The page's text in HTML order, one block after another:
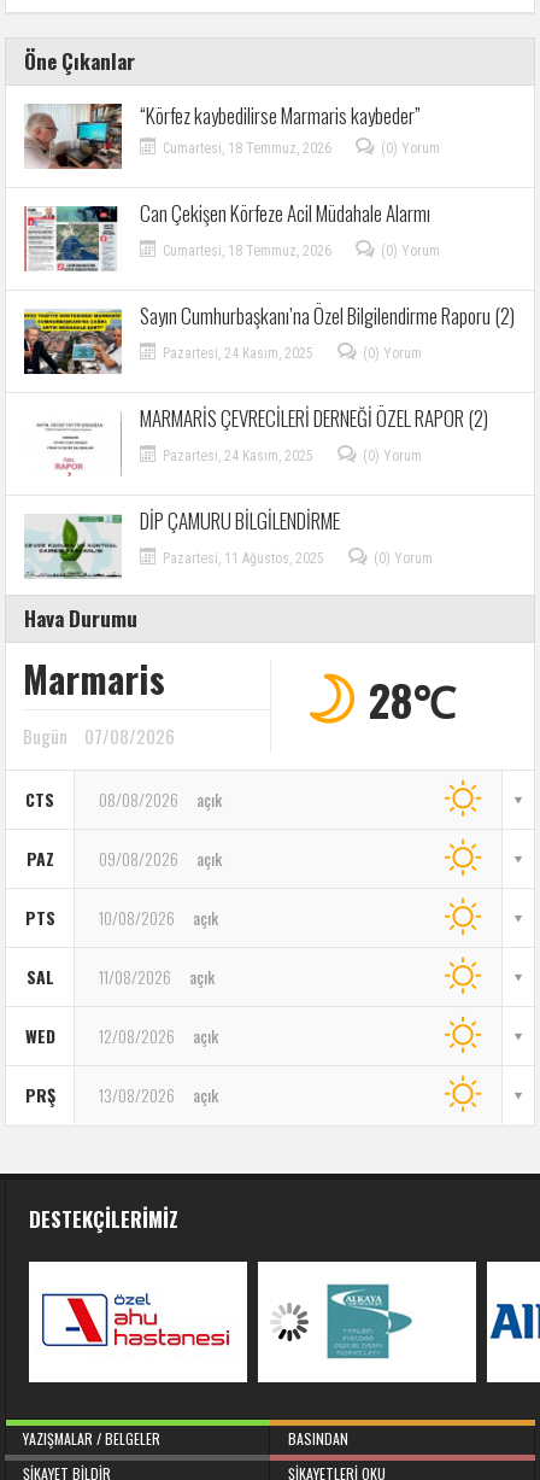
Öne Çıkanlar
“Körfez kaybedilirse Marmaris kaybeder”
Cumartesi, 18 Temmuz, 2026 (0) Yorum
Can Çekişen Körfeze Acil Müdahale Alarmı
Cumartesi, 18 Temmuz, 2026 (0) Yorum
Sayın Cumhurbaşkanı’na Özel Bilgilendirme Raporu (2)
Pazartesi, 24 Kasım, 2025 (0) Yorum
MARMARİS ÇEVRECİLERİ DERNEĞİ ÖZEL RAPOR (2)
Pazartesi, 24 Kasım, 2025 (0) Yorum
DİP ÇAMURU BİLGİLENDİRME
Pazartesi, 11 Ağustos, 2025 (0) Yorum
Hava Durumu
Marmaris
Bugün 07/08/2026
28℃
CTS 08/08/2026 açık
PAZ 09/08/2026 açık
PTS 10/08/2026 açık
SAL 11/08/2026 açık
WED 12/08/2026 açık
PRŞ 13/08/2026 açık
DESTEKÇILERIMIZ
YAZIŞMALAR / BELGELER
BASINDAN
ŞIKAYET BILDIR
ŞIKAYETLERI OKU